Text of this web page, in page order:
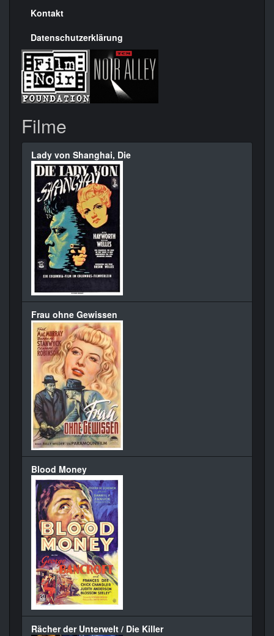
Kontakt
Datenschutzerklärung
Filme
Lady von Shanghai, Die
Frau ohne Gewissen
Blood Money
Rächer der Unterwelt / Die Killer